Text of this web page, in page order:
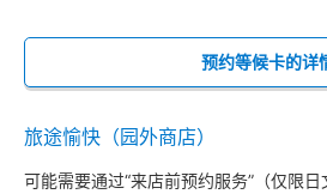
预约等候卡的详
旅途愉快（园外商店）
可能需要通过“来店前预约服务”（仅限日